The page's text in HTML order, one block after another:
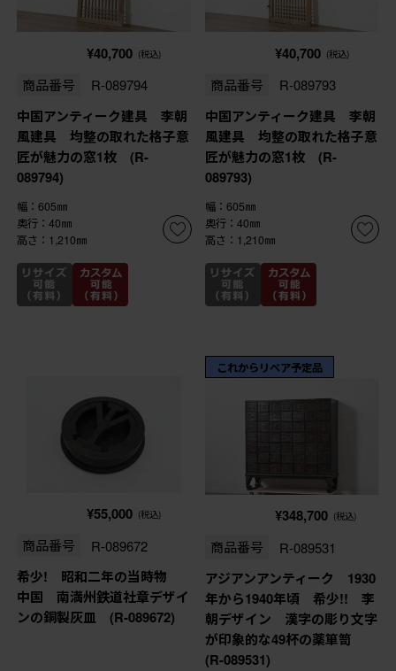
¥40,700 (税込)
商品番号 R-089794
中国アンティーク建具 李朝
風建具 均整の取れた格子意
匠が魅力の窓1枚 (R-
089794)
幅：605㎜
奥行：40㎜
高さ：1,210㎜
¥40,700 (税込)
商品番号 R-089793
中国アンティーク建具 李朝
風建具 均整の取れた格子意
匠が魅力の窓1枚 (R-
089793)
幅：605㎜
奥行：40㎜
高さ：1,210㎜
¥55,000 (税込)
商品番号 R-089672
希少! 昭和二年の当時物
中国 南満州鉄道社章デザイ
ンの銅製灰皿 (R-089672)
これからリペア予定品
¥348,700 (税込)
商品番号 R-089531
アジアンアンティーク 1930
年から1940年頃 希少!! 李
朝デザイン 漢字の彫り文字
が印象的な49杯の薬箪笥
(R-089531)